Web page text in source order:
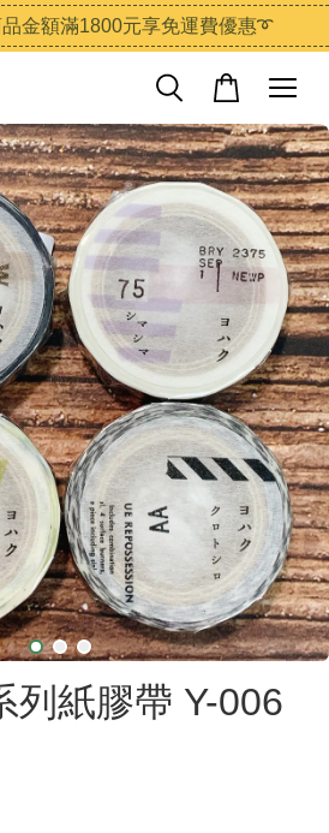
金額滿1800元享免運費優惠➰
列紙膠帶 Y-006